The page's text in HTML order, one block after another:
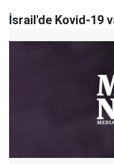
İsrail'de Kovid-19